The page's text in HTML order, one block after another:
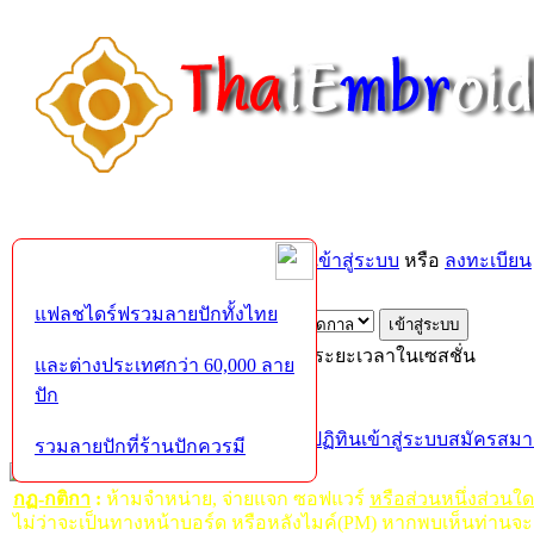
กรุณา เข้าสู่ระบบ หรือ ลงทะเบียน
เข้าสู่ระบบด้วยชื่อผู้ใช้ รหัสผ่าน และระยะเวลาในเซสชั่น
หน้าแรก เว็บบอร์ด ช่วยเหลือ ปฏิทินเข้าสู่ระบบสมัครสม
กฏ-กติกา : ห้ามจำหน่าย, จ่ายแจก ซอฟแวร์ หรือส่วนหนึ่งส่วนใ
ไม่ว่าจะเป็นทางหน้าบอร์ด หรือหลังไมค์(PM) หากพบเห็นท่านจ
แฟลชไดร์ฟรวมลายปักทั้งไทย
และต่างประเทศกว่า 60,000 ลาย
ปัก
รวมลายปักที่ร้านปักควรมี